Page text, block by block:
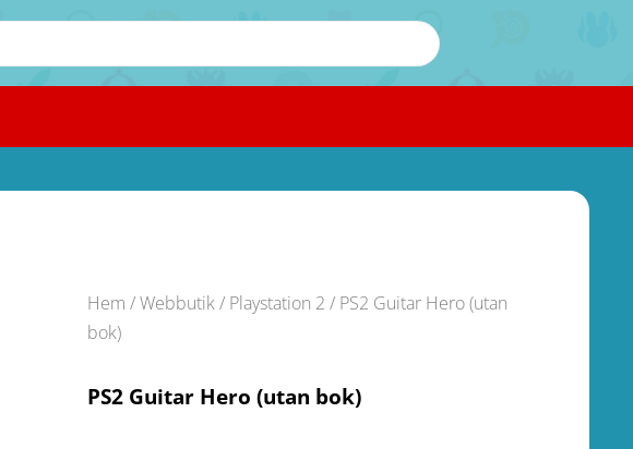
Hem /Webbutik/ Playstation 2 / PS2 Guitar Hero (utan
bok)
PS2 Guitar Hero (utan bok)